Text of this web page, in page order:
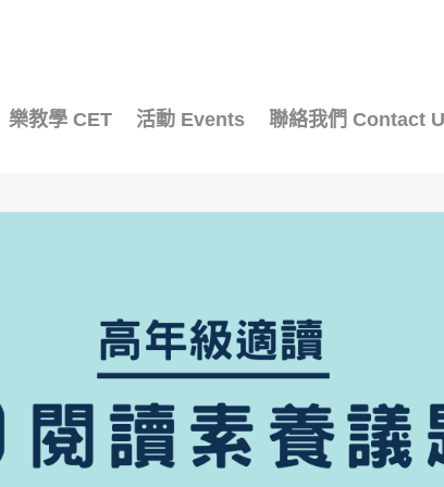
樂教學 CET 活動 Events 聯絡我們 Contact